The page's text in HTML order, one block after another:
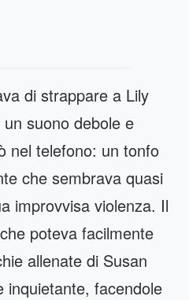
di strappare a Lily
suono debole e
nel telefono: un tonfo
che sembrava quasi
improvvisa violenza. Il
poteva facilmente
allenate di Susan
inquietante, facendole